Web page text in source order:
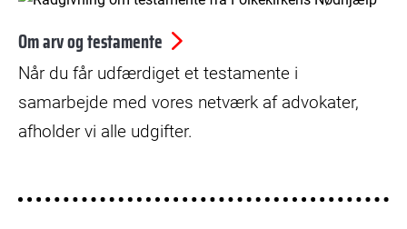
Om arv og testamente
Når du får udfærdiget et testamente i
samarbejde med vores netværk af advokater,
afholder vi alle udgifter.